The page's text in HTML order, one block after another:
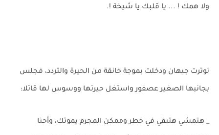
ولا همك ! ... يا قلبك يا شيخة !.
توترت جيهان ودخلت بموجة خانقة من الحيرة والتردد، فجلس
بجانبها الصغير عصفور واستغل حيرتها ووسوس لها قائلا:
_ هتمشي هتبقي في خطر وممكن المجرم يموتك، وأحنا